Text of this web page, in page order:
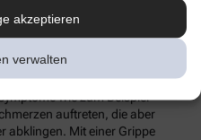
akzeptieren
verwalten
durch das Paul-
gut verträglich. In den ersten
wie zum Beispiel
auftreten, die aber
abklingen. Mit einer Grippe